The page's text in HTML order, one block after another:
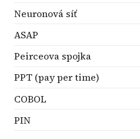
Neuronová síť
ASAP
Peirceova spojka
PPT (pay per time)
COBOL
PIN